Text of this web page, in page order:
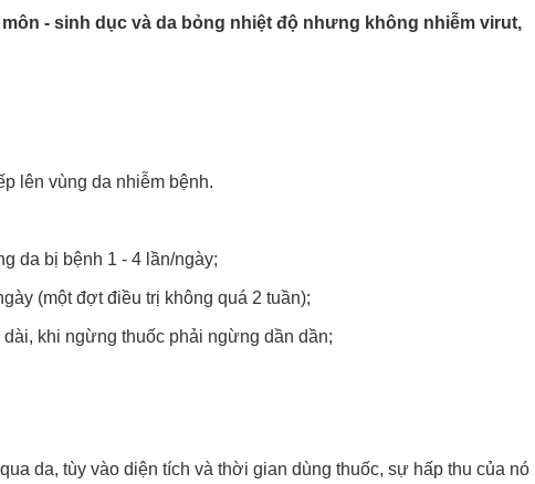
- sinh dục và da bỏng nhiệt độ nhưng không nhiễm virut,
lên vùng da nhiễm bệnh.
da bị bệnh 1 - 4 lần/ngày;
(một đợt điều trị không quá 2 tuần);
khi ngừng thuốc phải ngừng dần dần;
da, tùy vào diện tích và thời gian dùng thuốc, sự hấp thu của nó